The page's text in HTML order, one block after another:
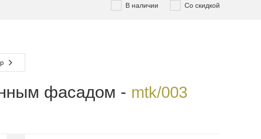
Со скидкой
В наличии
фасадом - mtk/003